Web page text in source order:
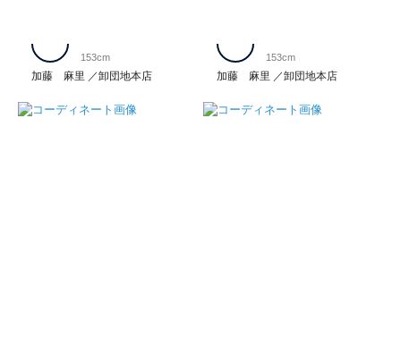
加藤 麻里 卸団地本店
153cm
加藤 麻里 卸団地本店
153cm